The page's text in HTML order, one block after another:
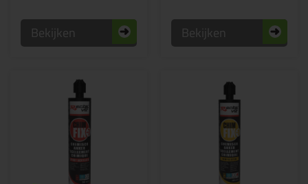
Bekijken Bekijken